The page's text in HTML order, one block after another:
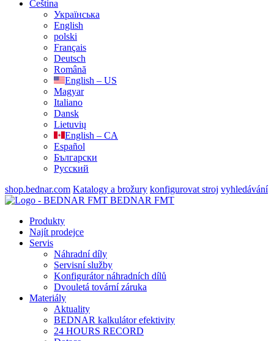
Čeština
Українська
English
polski
Français
Deutsch
Română
English – US
Magyar
Italiano
Dansk
Lietuvių
English – CA
Español
Български
Русский
shop.bednar.com Katalogy a brožury konfigurovat stroj vyhledávání
BEDNAR FMT
Produkty
Najít prodejce
Servis
Náhradní díly
Servisní služby
Konfigurátor náhradních dílů
Dvouletá tovární záruka
Materiály
Aktuality
BEDNAR kalkulátor efektivity
24 HOURS RECORD